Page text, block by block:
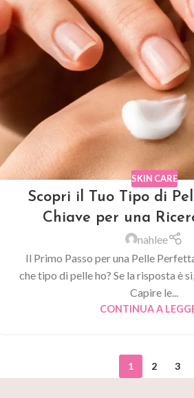
SKIN CARE
Scopri il Tuo Tipo di
Chiave per una
nahlee
Il Primo Passo per una Pelle
che tipo di pelle ho? Se la risposta è
Capire le...
CONTINUA A
1 2 3